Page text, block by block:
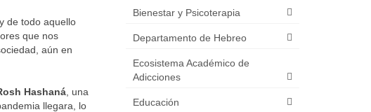
de todo aquello
que nos
aún en
Hashaná , una
llegara, lo
Bienestar y Psicoterapia
Departamento de Hebreo
Ecosistema Académico de
Adicciones
Educación